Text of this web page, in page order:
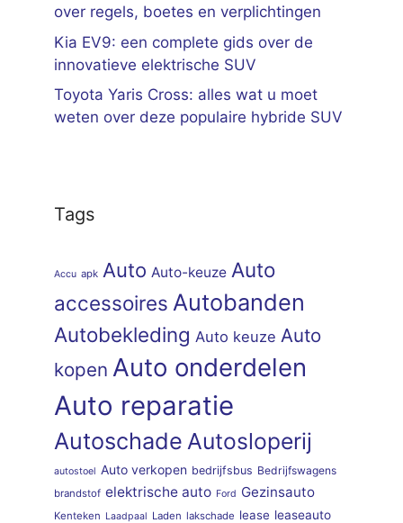
over regels, boetes en verplichtingen
Kia EV9: een complete gids over de
innovatieve elektrische SUV
Toyota Yaris Cross: alles wat u moet
weten over deze populaire hybride SUV
Tags
Accu apk Auto Auto-keuze Auto
accessoires Autobanden
Autobekleding Auto keuze Auto
kopen Auto onderdelen
Auto reparatie
Autoschade Autosloperij
autostoel Auto verkopen bedrijfsbus Bedrijfswagens
brandstof elektrische auto Ford Gezinsauto
Kenteken Laadpaal Laden lakschade lease leaseauto